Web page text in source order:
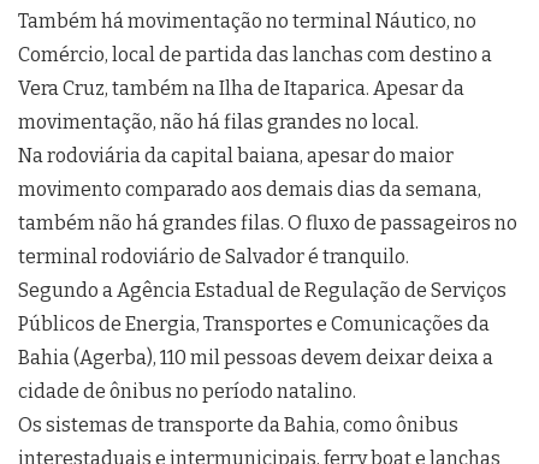
Também há movimentação no terminal Náutico, no
Comércio, local de partida das lanchas com destino a
Vera Cruz, também na Ilha de Itaparica. Apesar da
movimentação, não há filas grandes no local.
Na rodoviária da capital baiana, apesar do maior
movimento comparado aos demais dias da semana,
também não há grandes filas. O fluxo de passageiros no
terminal rodoviário de Salvador é tranquilo.
Segundo a Agência Estadual de Regulação de Serviços
Públicos de Energia, Transportes e Comunicações da
Bahia (Agerba), 110 mil pessoas devem deixar deixa a
cidade de ônibus no período natalino.
Os sistemas de transporte da Bahia, como ônibus
interestaduais e intermunicipais, ferry boat e lanchas